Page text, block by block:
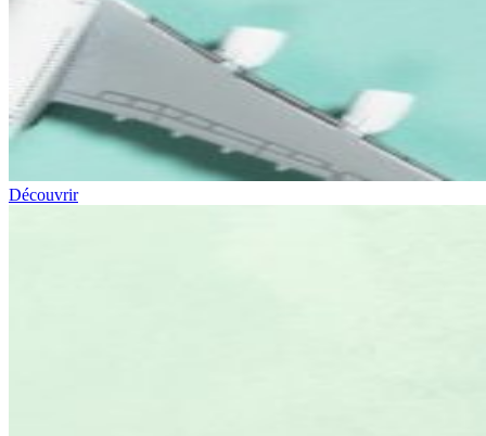
Découvrir